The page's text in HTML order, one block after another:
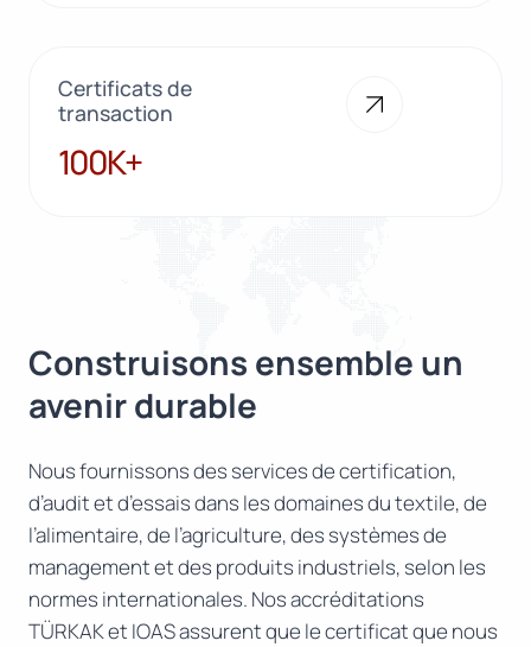
Certificats de
transaction
100K+
100K+
Construisons ensemble un
avenir durable
Nous fournissons des services de certification,
d’audit et d’essais dans les domaines du textile, de
l’alimentaire, de l’agriculture, des systèmes de
management et des produits industriels, selon les
normes internationales. Nos accréditations
TÜRKAK et IOAS assurent que le certificat que nous